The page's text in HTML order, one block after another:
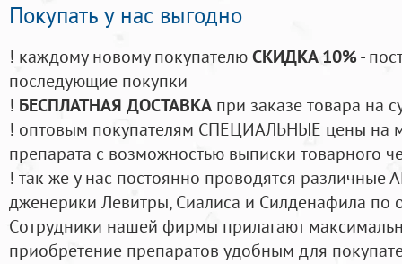
Покупать у нас выгодно
! каждому новому покупателюСКИДКА 10%-
последующие покупки
! БЕСПЛАТНАЯ ДОСТАВКА при заказе товара на
! оптовым покупателям СПЕЦИАЛЬНЫЕ цены на
препарата с возможностью выписки товарного
! так же у нас постоянно проводятся
дженерики Левитры, Сиалиса и Силденафила по
Cотрудники нашей фирмы прилагают
приобретение препаратов удобным для